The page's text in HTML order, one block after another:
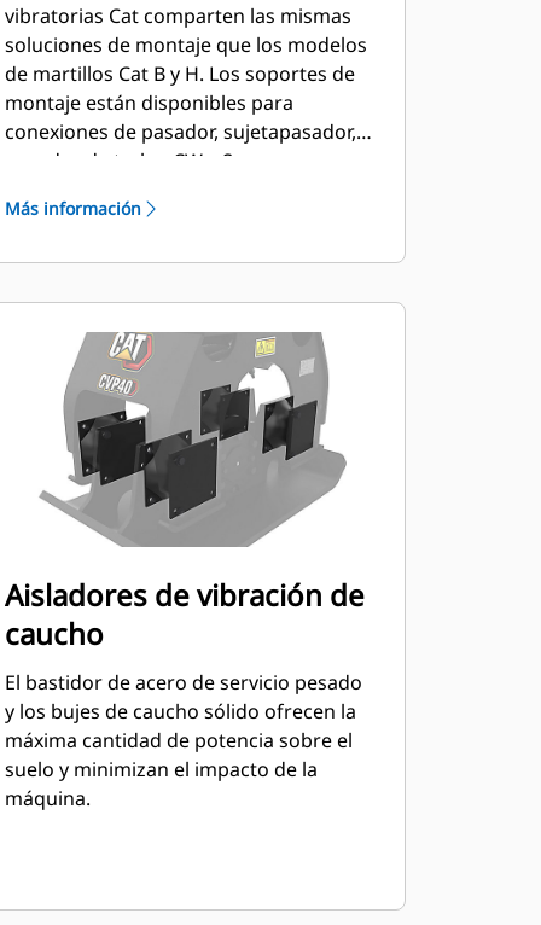
vibratorias Cat comparten las mismas
soluciones de montaje que los modelos
de martillos Cat B y H. Los soportes de
montaje están disponibles para
conexiones de pasador, sujetapasador,
pasador de traba, CW y S.
Más información
Aisladores de vibración de
caucho
El bastidor de acero de servicio pesado
y los bujes de caucho sólido ofrecen la
máxima cantidad de potencia sobre el
suelo y minimizan el impacto de la
máquina.